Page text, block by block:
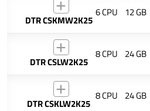
DTR CSKMW2K25
6 CPU 12 GB
DTR CSLW2K25
8 CPU 24 GB
DTR CSKLW2K25
8 CPU 24 GB